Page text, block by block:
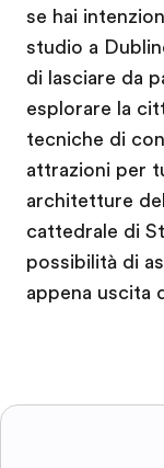
se hai
studio a
di lasciare da
esplorare la
tecniche di
attrazioni per
architetture
cattedrale di
possibilità di
appena uscita